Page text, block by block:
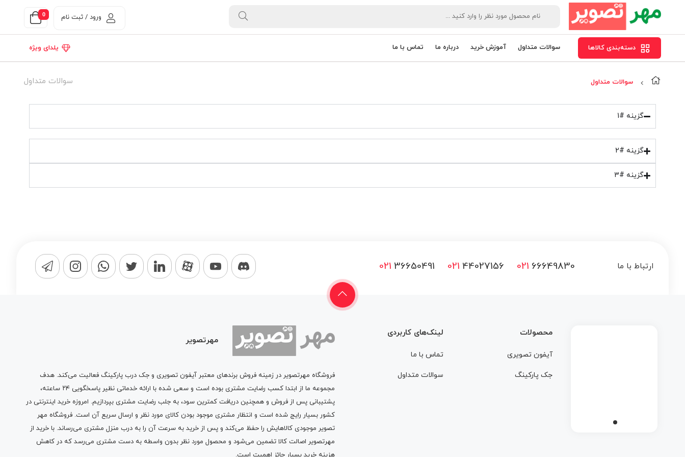
0 ورود / ثبت نام
دسته‌بندی کالاها سوالات متداول آموزش خرید درباره ما تماس با ما یلدای ویژه
سوالات متداول سوالات متداول
گزینه #1
گزینه #2
گزینه #3
ارتباط با ما 021 36650491 021 44027156 021 66649830
محصولات
آیفون تصویری
جک پارکینگ
لینک‌های کاربردی
تماس با ما
سوالات متداول
مهرتصویر
فروشگاه مهرتصویر در زمینه فروش برندهای معتبر آیفون تصویری و جک درب پارکینگ فعالیت می‌کند. هدف
مجموعه‌ ما از ابتدا کسب رضایت مشتری بوده است و سعی شده با ارائه خدماتی نظیر پاسخگویی ۲۴ ساعته،
پشتیبانی پس از فروش و همچنین دریافت کمترین سود، به جلب رضایت مشتری بپردازیم. امروزه خرید اینترنتی در
کشور بسیار رایج شده است و انتظار مشتری موجود بودن کالای مورد نظر و ارسال سریع آن است. فروشگاه مهر
تصویر موجودی کالاهایش را حفظ می‌کند و پس از خرید به سرعت آن را به درب منزل مشتری می‌رساند. با خرید از
مهرتصویر اصالت کالا تضمین می‌شود و محصول مورد نظر بدون واسطه به دست مشتری می‌رسد که در کاهش